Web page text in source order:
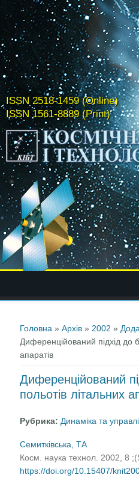
ISSN 2518-1459 (Online)
ISSN 1561-8889 (Print)
Головна »Архів » 2002 »
Диференційований підхід до
апаратів
Диференційований
польотів літальних
Рубрика: Динаміка та
Семитківська, ТА
Косм. наука технол. 2002, 8
https://doi.org/10.15407/